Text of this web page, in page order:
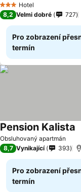
3 Počet hvězdiček
Hotel
8,2 Velmi dobré 727
Pro zobrazení
termín
Obsluhovaný apartmán
Pension Kalista
8,7 Vynikající 393
Pro zobrazení
termín